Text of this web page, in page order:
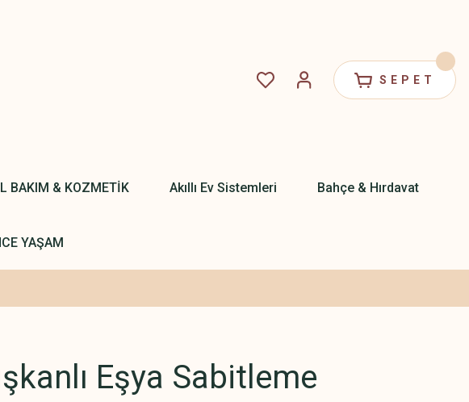
SEPET
BAKIM & KOZMETİK Akıllı Ev Sistemleri Bahçe & Hırdavat
YAŞAM
Eşya Sabitleme